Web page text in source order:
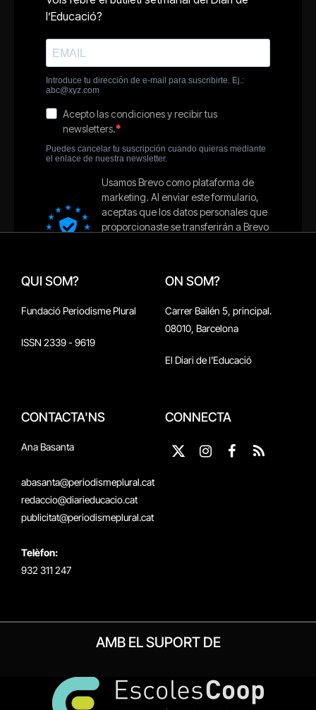
QUI SOM?
Fundació Periodisme Plural
ISSN 2339 - 9619
ON SOM?
Carrer Bailén 5, principal.
08010, Barcelona
El Diari de l'Educació
CONTACTA'NS
Ana Basanta
abasanta@periodismeplural.cat
redaccio@diarieducacio.cat
publicitat@periodismeplural.cat
Telèfon:
932 311 247
CONNECTA
X
Instagram
Facebook
RSS
AMB EL SUPORT DE